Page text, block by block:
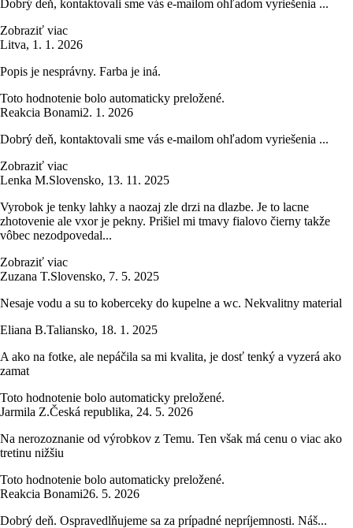
Dobrý deň, kontaktovali sme vás e-mailom ohľadom vyriešenia ...
Zobraziť viac
Litva, 1. 1. 2026
Popis je nesprávny. Farba je iná.
Toto hodnotenie bolo automaticky preložené.
Reakcia Bonami2. 1. 2026
Dobrý deň, kontaktovali sme vás e-mailom ohľadom vyriešenia ...
Zobraziť viac
Lenka M.Slovensko, 13. 11. 2025
Vyrobok je tenky lahky a naozaj zle drzi na dlazbe. Je to lacne
zhotovenie ale vxor je pekny. Prišiel mi tmavy fialovo čierny takže
vôbec nezodpovedal...
Zobraziť viac
Zuzana T.Slovensko, 7. 5. 2025
Nesaje vodu a su to koberceky do kupelne a wc. Nekvalitny material
Eliana B.Taliansko, 18. 1. 2025
A ako na fotke, ale nepáčila sa mi kvalita, je dosť tenký a vyzerá ako
zamat
Toto hodnotenie bolo automaticky preložené.
Jarmila Z.Česká republika, 24. 5. 2026
Na nerozoznanie od výrobkov z Temu. Ten však má cenu o viac ako
tretinu nižšiu
Toto hodnotenie bolo automaticky preložené.
Reakcia Bonami26. 5. 2026
Dobrý deň. Ospravedlňujeme sa za prípadné nepríjemnosti. Náš...